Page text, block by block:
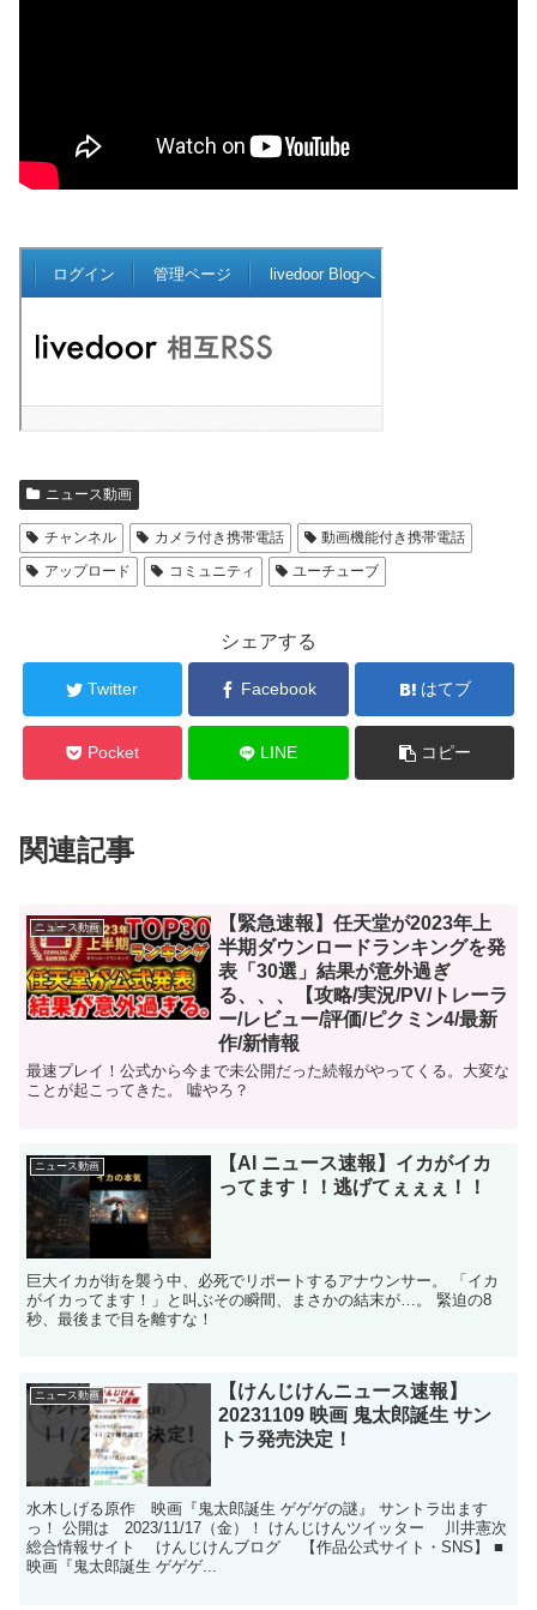
ニュース動画
チャンネル カメラ付き携帯電話
動画機能付き携帯電話
アップロード
コミュニティ ユーチューブ
シェアする
Twitter Facebook はてブ
Pocket LINE コピー
関連記事
ニュース動画
【緊急速報】任天堂が2023年上
半期ダウンロードランキングを発
表「30選」結果が意外過ぎ
る、、、【攻略/実況/PV/トレーラ
ー/レビュー/評価/ピクミン4/最新
作/新情報
最速プレイ！公式から今まで未公開だった続報がやってくる。大変な
ことが起こってきた。 嘘やろ？
ニュース動画
【AI ニュース速報】イカがイカ
ってます！！逃げてぇぇぇ！！
巨大イカが街を襲う中、必死でリポートするアナウンサー。 「イカ
がイカってます！」と叫ぶその瞬間、まさかの結末が…。 緊迫の8
秒、最後まで目を離すな！
ニュース動画
【けんじけんニュース速報】
20231109 映画 鬼太郎誕生 サン
トラ発売決定！
水木しげる原作 映画『鬼太郎誕生 ゲゲゲの謎』 サントラ出ます
っ！ 公開は 2023/11/17（金）！ けんじけんツイッター 川井憲次
総合情報サイト けんじけんブログ 【作品公式サイト・SNS】 ■
映画『鬼太郎誕生 ゲゲゲ...